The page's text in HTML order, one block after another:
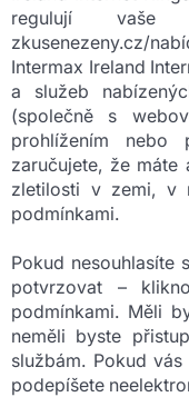
regulují vaše
zkusenezeny.cz/
Intermax Ireland
a služeb
(společně s
prohlížením nebo
zaručujete, že máte
zletilosti v zemi, v
podmínkami.
Pokud nesouhlasíte
potvrzovat –
podmínkami. Měli
neměli byste
službám. Pokud
podepíšete